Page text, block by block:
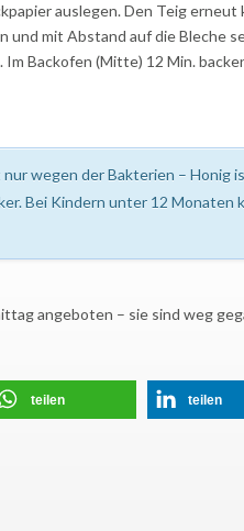
auslegen. Den Teig erneut
und mit Abstand auf die Bleche
Backofen (Mitte) 12 Min.
wegen der Bakterien – Honig
Bei Kindern unter 12 Monaten
angeboten – sie sind weg
teilen teilen